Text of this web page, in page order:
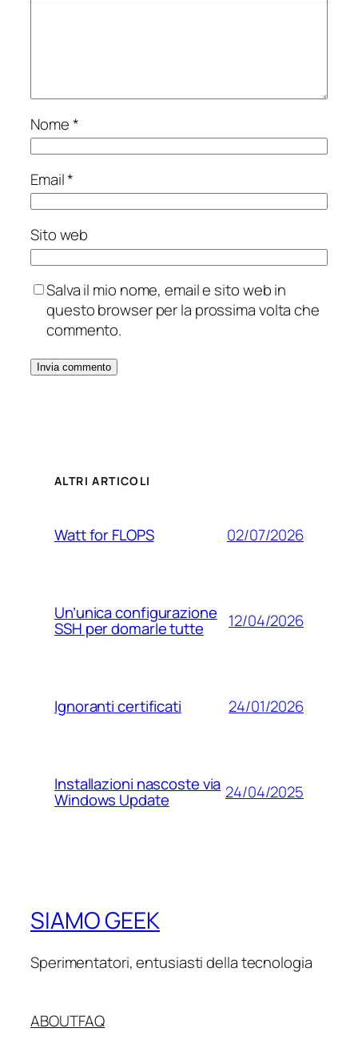
Nome*
Email*
Sito web
Salva il mio nome, email e sito web in
questo browser per la prossima volta che
commento.
ALTRI ARTICOLI
Watt for FLOPS 02/07/2026
Un’unica configurazione
SSH per domarle tutte 12/04/2026
Ignoranti certificati 24/01/2026
Installazioni nascoste via
Windows Update 24/04/2025
SIAMO GEEK
Sperimentatori, entusiasti della tecnologia
ABOUTFAQ